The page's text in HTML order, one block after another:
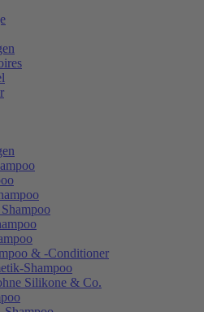
& -Conditioner
Shampoo
Silikone & Co.